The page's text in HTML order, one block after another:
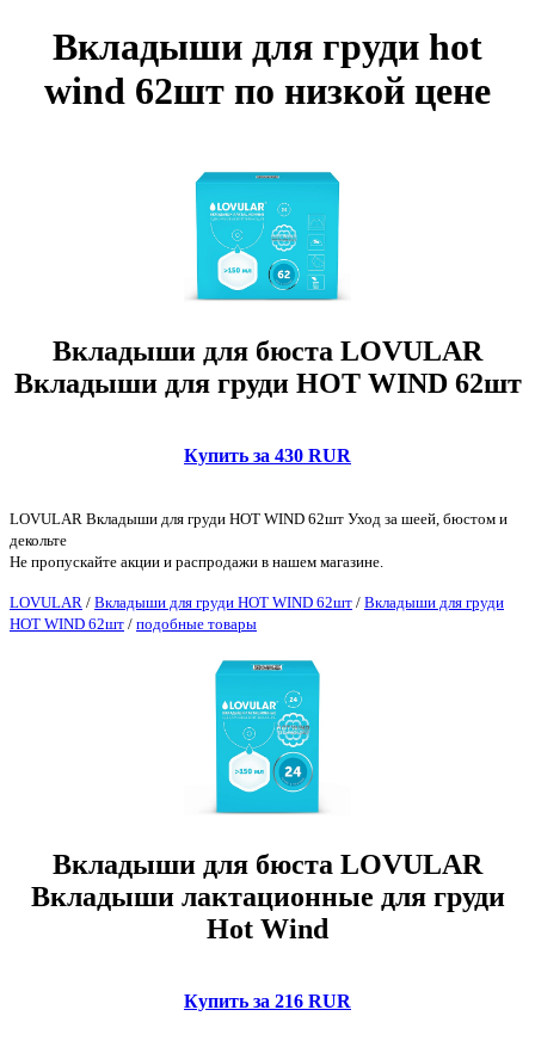
Вкладыши для груди hot
wind 62шт по низкой цене
Вкладыши для бюста LOVULAR
Вкладыши для груди HOT WIND 62шт
Купить за 430 RUR
LOVULAR Вкладыши для груди HOT WIND 62шт Уход за шеей, бюстом и
декольте
Не пропускайте акции и распродажи в нашем магазине.
LOVULAR / Вкладыши для груди HOT WIND 62шт / Вкладыши для груди
HOT WIND 62шт / подобные товары
Вкладыши для бюста LOVULAR
Вкладыши лактационные для груди
Hot Wind
Купить за 216 RUR